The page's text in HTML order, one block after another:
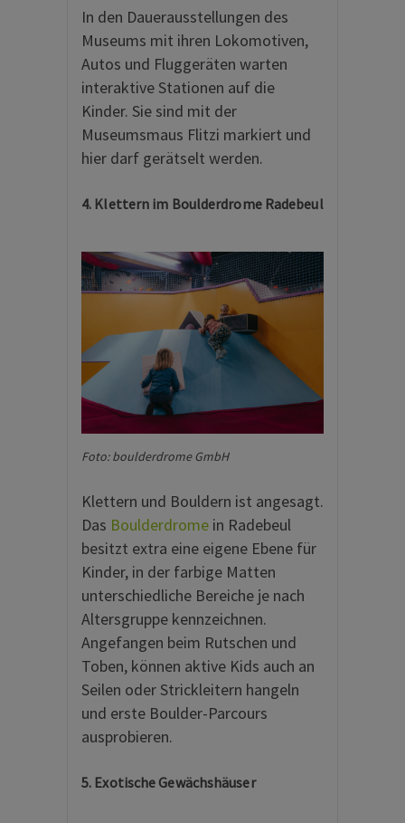
In den Dauerausstellungen des
Museums mit ihren Lokomotiven,
Autos und Fluggeräten warten
interaktive Stationen auf die
Kinder. Sie sind mit der
Museumsmaus Flitzi markiert und
hier darf gerätselt werden.
4. Klettern im Boulderdrome Radebeul
Foto: boulderdrome GmbH
Klettern und Bouldern ist angesagt.
Das Boulderdrome in Radebeul
besitzt extra eine eigene Ebene für
Kinder, in der farbige Matten
unterschiedliche Bereiche je nach
Altersgruppe kennzeichnen.
Angefangen beim Rutschen und
Toben, können aktive Kids auch an
Seilen oder Strickleitern hangeln
und erste Boulder-Parcours
ausprobieren.
5. Exotische Gewächshäuser